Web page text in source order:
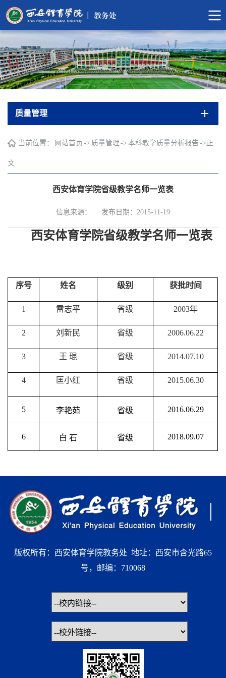
质量管理
当前位置： 网站首页 -> 质量管理 -> 本科教学质量分析报告 ->正
文
西安体育学院省级教学名师一览表
信息来源： 发布日期：2015-11-19
西安体育学院省级教学名师一览表
序号 姓名 级别 获批时间
1 雷志平 省级 2003年
2 刘新民 省级 2006.06.22
3 王 琨 省级 2014.07.10
4 匡小红 省级 2015.06.30
5 李艳茹 省级 2016.06.29
6 白 石 省级 2018.09.07
版权所有：西安体育学院教务处 地址：西安市含光路65
号，邮编：710068